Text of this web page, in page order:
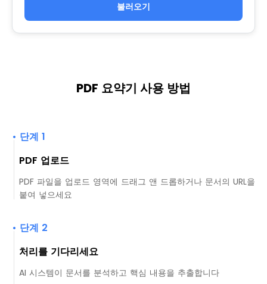
불러오기
PDF 요약기 사용 방법
• 단계 1
PDF 업로드
PDF 파일을 업로드 영역에 드래그 앤 드롭하거나 문서의 URL을
붙여 넣으세요
• 단계 2
처리를 기다리세요
AI 시스템이 문서를 분석하고 핵심 내용을 추출합니다